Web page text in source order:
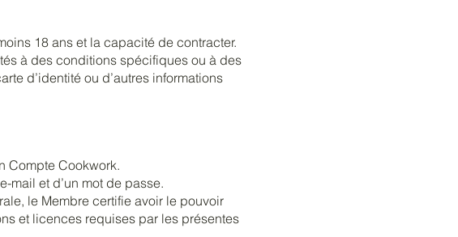
18 ans et la capacité de contracter.
à des conditions spécifiques ou à des
d’identité ou d’autres informations
Compte Cookwork.
mail et d’un mot de passe.
le Membre certifie avoir le pouvoir
et licences requises par les présentes